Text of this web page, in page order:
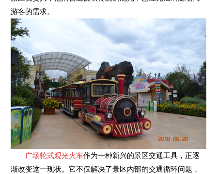
游客的需求。
广场轮式观光火车作为一种新兴的景区交通工具，正逐
渐改变这一现状。它不仅解决了景区内部的交通循环问题，